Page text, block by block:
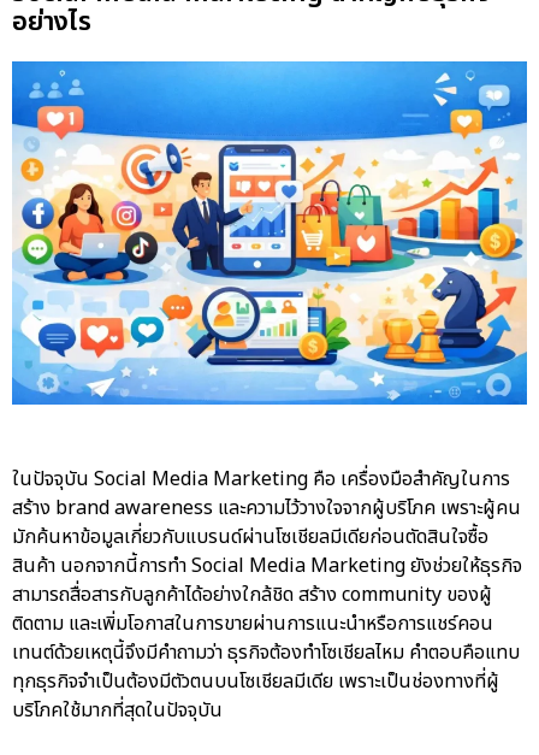
อย่างไร
ในปัจจุบัน Social Media Marketing คือ เครื่องมือสำคัญในการ
สร้าง brand awareness และความไว้วางใจจากผู้บริโภค เพราะผู้คน
มักค้นหาข้อมูลเกี่ยวกับแบรนด์ผ่านโซเชียลมีเดียก่อนตัดสินใจซื้อ
สินค้า นอกจากนี้การทำ Social Media Marketing ยังช่วยให้ธุรกิจ
สามารถสื่อสารกับลูกค้าได้อย่างใกล้ชิด สร้าง community ของผู้
ติดตาม และเพิ่มโอกาสในการขายผ่านการแนะนำหรือการแชร์คอน
เทนต์ด้วยเหตุนี้จึงมีคำถามว่า ธุรกิจต้องทำโซเชียลไหม คำตอบคือแทบ
ทุกธุรกิจจำเป็นต้องมีตัวตนบนโซเชียลมีเดีย เพราะเป็นช่องทางที่ผู้
บริโภคใช้มากที่สุดในปัจจุบัน